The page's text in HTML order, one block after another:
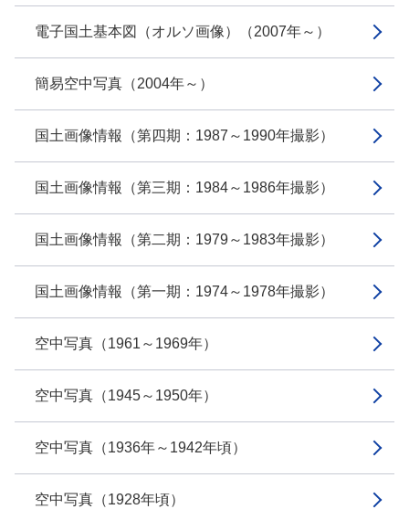
電子国土基本図（オルソ画像）（2007年～）
簡易空中写真（2004年～）
国土画像情報（第四期：1987～1990年撮影）
国土画像情報（第三期：1984～1986年撮影）
国土画像情報（第二期：1979～1983年撮影）
国土画像情報（第一期：1974～1978年撮影）
空中写真（1961～1969年）
空中写真（1945～1950年）
空中写真（1936年～1942年頃）
空中写真（1928年頃）